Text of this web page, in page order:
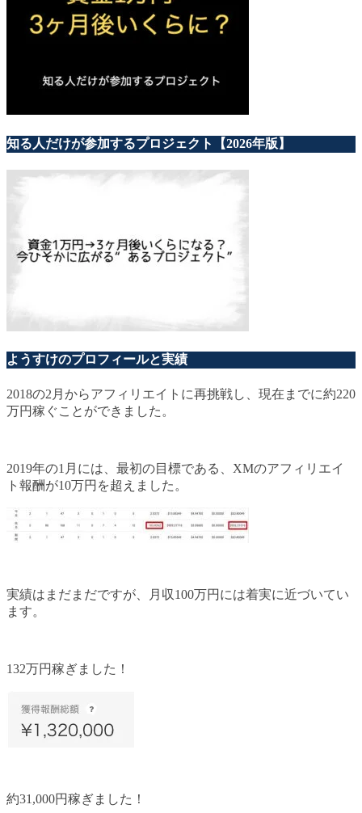
知る人だけが参加するプロジェクト【2026年版】
ようすけのプロフィールと実績
2018の2月からアフィリエイトに再挑戦し、現在までに約220
万円稼ぐことができました。
2019年の1月には、最初の目標である、XMのアフィリエイ
ト報酬が10万円を超えました。
実績はまだまだですが、月収100万円には着実に近づいてい
ます。
132万円稼ぎました！
約31,000円稼ぎました！